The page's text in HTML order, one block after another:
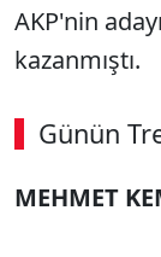
AKP'nin
kazanmıştı.
Günün
00:03 /
MEHMET